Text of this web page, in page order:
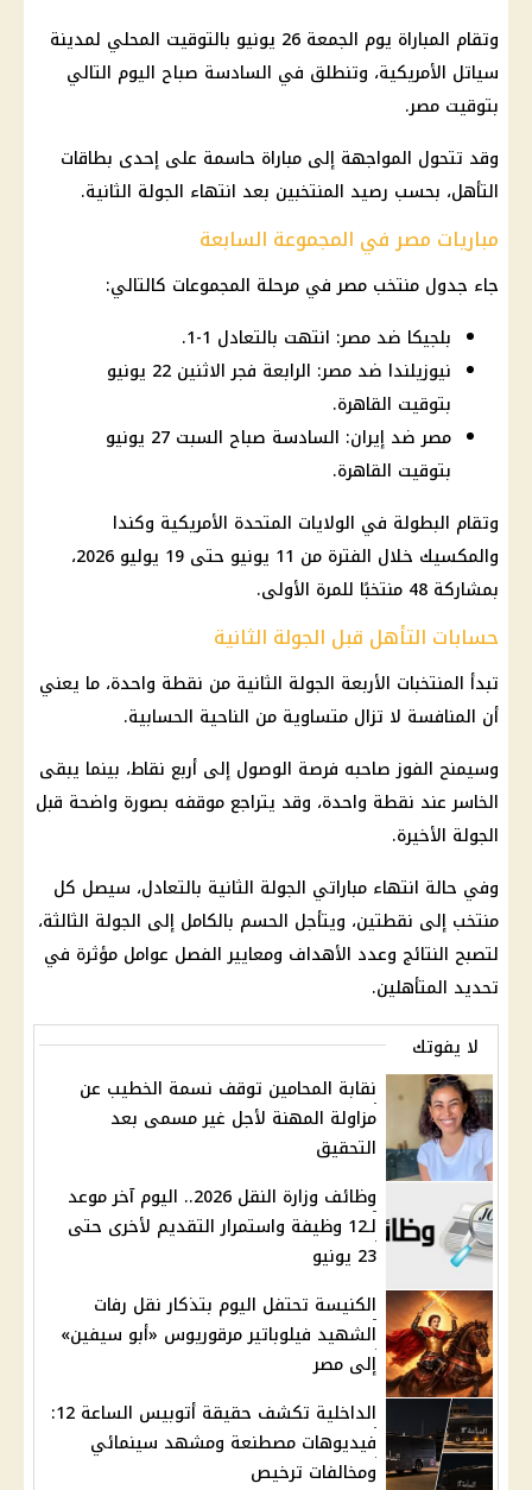
وتقام المباراة يوم الجمعة 26 يونيو بالتوقيت المحلي لمدينة
سياتل الأمريكية، وتنطلق في السادسة صباح اليوم التالي
بتوقيت مصر.
وقد تتحول المواجهة إلى مباراة حاسمة على إحدى بطاقات
التأهل، بحسب رصيد المنتخبين بعد انتهاء الجولة الثانية.
مباريات مصر في المجموعة السابعة
جاء جدول منتخب مصرفي مرحلة المجموعات كالتالي:
بلجيكا ضد مصر: انتهت بالتعادل 1-1.
نيوزيلندا ضد مصر: الرابعة فجر الاثنين 22 يونيو
بتوقيت القاهرة.
مصر ضد إيران: السادسة صباح السبت 27 يونيو
بتوقيت القاهرة.
وتقام البطولة في الولايات المتحدة الأمريكية وكندا
والمكسيك خلال الفترة من 11 يونيو حتى 19
يوليو 2026
،
بمشاركة 48 منتخبًا للمرة الأولى.
حسابات التأهل قبل الجولة الثانية
تبدأ المنتخبات الأربعة الجولة الثانية من نقطة واحدة، ما يعني
أن المنافسة لا تزال متساوية من الناحية الحسابية.
وسيمنح الفوز صاحبه فرصة الوصول إلى أربع نقاط، بينما يبقى
الخاسر عند نقطة واحدة، وقد يتراجع موقفه بصورة واضحة قبل
الجولة الأخيرة.
وفي حالة انتهاء مباراتي الجولة الثانية بالتعادل، سيصل كل
منتخب إلى نقطتين، ويتأجل الحسم بالكامل إلى الجولة الثالثة،
لتصبح النتائج وعدد الأهداف ومعايير الفصل عوامل مؤثرة في
تحديد المتأهلين.
لا يفوتك
نقابة المحامين توقف نسمة الخطيب عن
مزاولة المهنة لأجل غير مسمى بعد
التحقيق
وظائف وزارة النقل 2026.. اليوم آخر موعد
لـ12 وظيفة واستمرار التقديم لأخرى حتى
23 يونيو
الكنيسة تحتفل اليوم بتذكار نقل رفات
الشهيد فيلوباتير مرقوريوس «أبو سيفين»
إلى مصر
الداخلية تكشف حقيقة أتوبيس الساعة 12:
فيديوهات مصطنعة ومشهد سينمائي
ومخالفات ترخيص